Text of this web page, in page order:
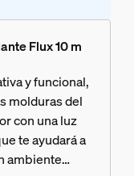
Flux 10 m
y funcional,
molduras del
con una luz
te ayudará a
ambiente